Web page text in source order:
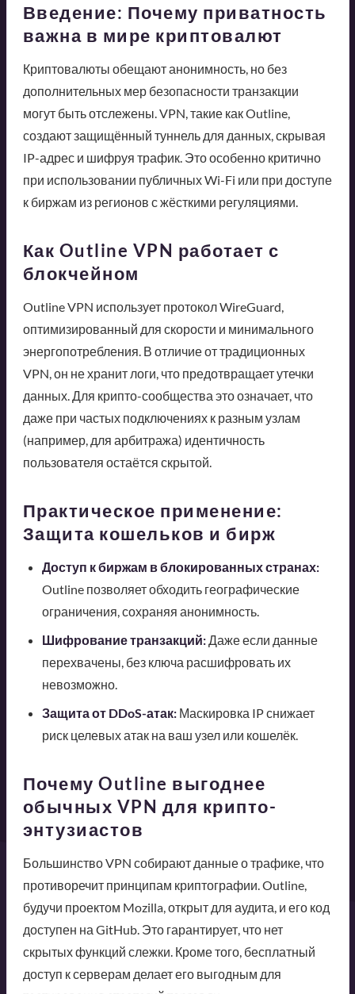
Введение: Почему приватность
важна в мире криптовалют
Криптовалюты обещают анонимность, но без
дополнительных мер безопасности транзакции
могут быть отслежены. VPN, такие как Outline,
создают защищённый туннель для данных, скрывая
IP-адрес и шифруя трафик. Это особенно критично
при использовании публичных Wi-Fi или при доступе
к биржам из регионов с жёсткими регуляциями.
Как Outline VPN работает с
блокчейном
Outline VPN использует протокол WireGuard,
оптимизированный для скорости и минимального
энергопотребления. В отличие от традиционных
VPN, он не хранит логи, что предотвращает утечки
данных. Для крипто-сообщества это означает, что
даже при частых подключениях к разным узлам
(например, для арбитража) идентичность
пользователя остаётся скрытой.
Практическое применение:
Защита кошельков и бирж
Доступ к биржам в блокированных странах:
Outline позволяет обходить географические
ограничения, сохраняя анонимность.
Шифрование транзакций:Даже если данные
перехвачены, без ключа расшифровать их
невозможно.
Защита от DDoS-атак:Маскировка IP снижает
риск целевых атак на ваш узел или кошелёк.
Почему Outline выгоднее
обычных VPN для крипто-
энтузиастов
Большинство VPN собирают данные о трафике, что
противоречит принципам криптографии. Outline,
будучи проектом Mozilla, открыт для аудита, и его код
доступен на GitHub. Это гарантирует, что нет
скрытых функций слежки. Кроме того, бесплатный
доступ к серверам делает его выгодным для